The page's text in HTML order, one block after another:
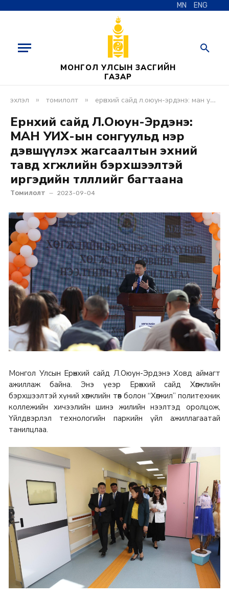
MN ENG
МОНГОЛ УЛСЫН ЗАСГИЙН
ГАЗАР
эхлэл » томилолт » ерөнхий сайд л.оюун-эрдэнэ: ман уих-ын сонгуульд нэр дэвшүүлэх жагсаалтын эхний тавд хөгжлийн бэрхшээлтэй иргэдийн төлөөллийг багтаана
Ерөнхий сайд Л.Оюун-Эрдэнэ:
МАН УИХ-ын сонгуульд нэр
дэвшүүлэх жагсаалтын эхний
тавд хөгжлийн бэрхшээлтэй
иргэдийн төлөөллийг багтаана
Томилолт 2023-09-04
Монгол Улсын Ерөнхий сайд Л.Оюун-Эрдэнэ Ховд аймагт
ажиллаж байна. Энэ үеэр Ерөнхий сайд Хөгжлийн
бэрхшээлтэй хүний хөгжлийн төв болон “Хөгжил” политехник
коллежийн хичээлийн шинэ жилийн нээлтэд оролцож,
Үйлдвэрлэл технологийн паркийн үйл ажиллагаатай
танилцлаа.